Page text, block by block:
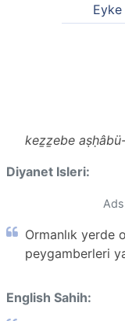
Eyke
keẕẕebe
Diyanet Isleri:
Ormanlık yerde
peygamberleri
English Sahih: